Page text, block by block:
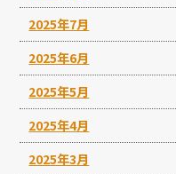
2025年7月
2025年6月
2025年5月
2025年4月
2025年3月